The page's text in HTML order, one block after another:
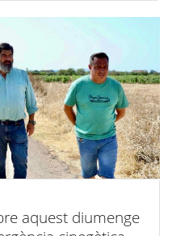
aquest diumenge